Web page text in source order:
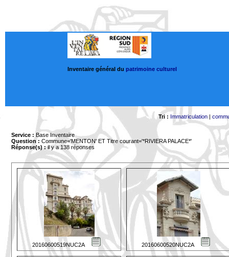
Inventaire général du patrimoine culturel
Tri : Immatriculation|
Service : Base Inventaire
Question : Commune='MENTON' ET Titre courant='*RIVIERA PALACE*'
Réponse(s) :il y a 138 réponses
20160600519NUC2A 20160600520NUC2A